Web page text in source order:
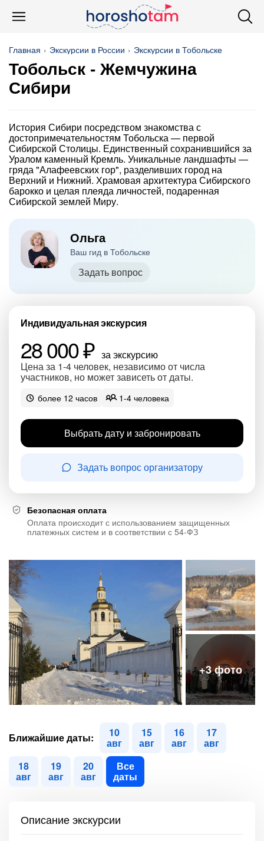
Главная Экскурсии в России Экскурсии в Тобольске
Тобольск - Жемчужина
Сибири
История Сибири посредством знакомства с
достопримечательностям Тобольска — первой
Сибирской Столицы. Единственный сохранившийся за
Уралом каменный Кремль. Уникальные ландшафты —
гряда "Алафеевских гор", разделивших город на
Верхний и Нижний. Храмовая архитектура Сибирского
барокко и целая плеяда личностей, подаренная
Сибирской землей Миру.
Ольга
Ваш гид в Тобольске
Задать вопрос
Индивидуальная экскурсия
28 000 ₽ за экскурсию
Цена за 1-4 человек, независимо от числа
участников, но может зависеть от даты.
более 12 часов 1-4 человека
Выбрать дату и забронировать
Задать вопрос организатору
Безопасная оплата
Оплата происходит с использованием защищенных
платежных систем и в соответствии с 54-ФЗ
Ближайшие даты: 10
авг
15
авг
16
авг
17
авг
18
авг
19
авг
20
авг
Все
даты
Описание экскурсии